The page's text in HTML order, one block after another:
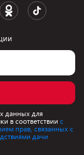
данных для
в соответствии с
прав, связанных с
дачи